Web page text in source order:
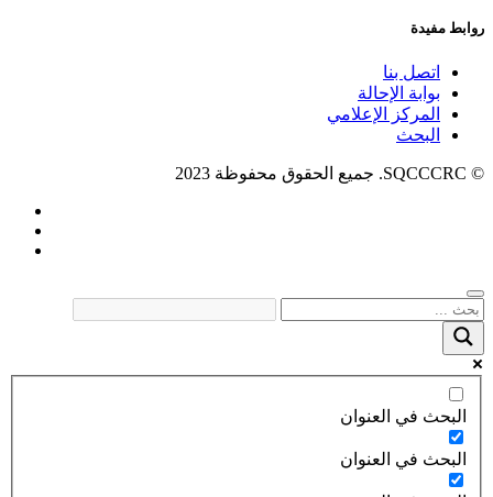
روابط مفيدة
اتصل بنا
بوابة الإحالة
المركز الإعلامي
البحث
© SQCCCRC. جميع الحقوق محفوظة 2023
البحث في العنوان
البحث في العنوان